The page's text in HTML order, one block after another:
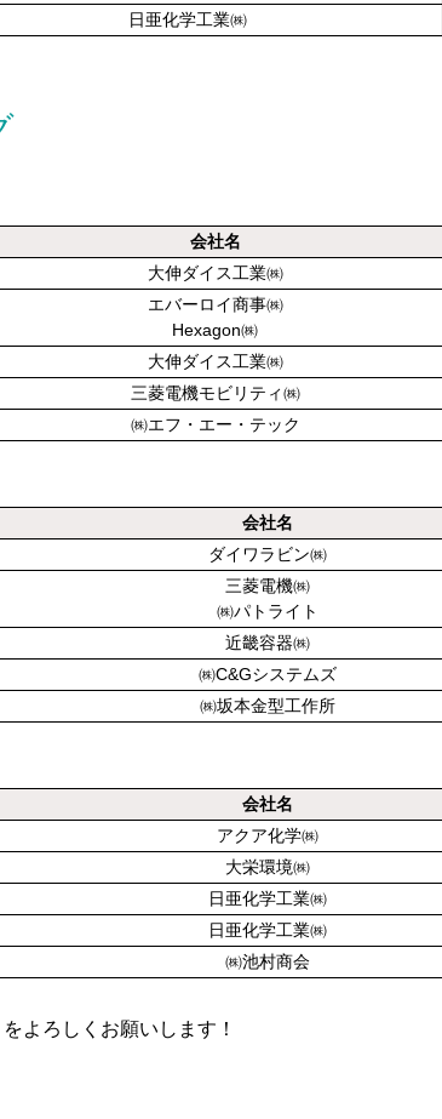
日亜化学工業㈱
会社名
大伸ダイス工業㈱
エバーロイ商事㈱
Hexagon㈱
大伸ダイス工業㈱
三菱電機モビリティ㈱
㈱エフ・エー・テック
会社名
ダイワラビン㈱
三菱電機㈱
㈱パトライト
近畿容器㈱
㈱C&Gシステムズ
㈱坂本金型工作所
会社名
アクア化学㈱
大栄環境㈱
日亜化学工業㈱
日亜化学工業㈱
㈱池村商会
よろしくお願いします！